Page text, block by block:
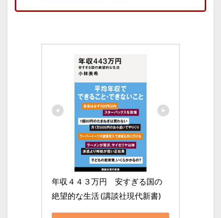
年収４４３万円　安すぎる国の
絶望的な生活 (講談社現代新書)